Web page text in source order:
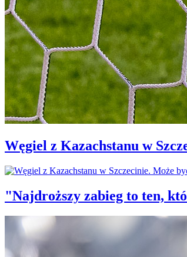
Węgiel z Kazachstanu w
"Najdroższy zabieg to ten,